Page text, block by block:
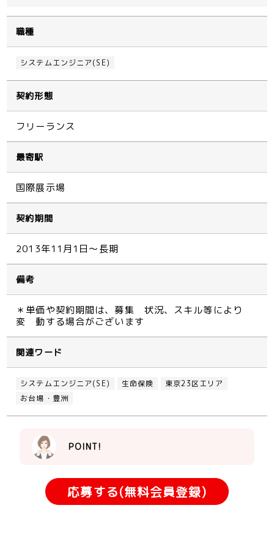
職種
システムエンジニア(SE)
契約形態
フリーランス
最寄駅
国際展示場
契約期間
2013年11月1日～長期
備考
＊単価や契約期間は、募集 状況、スキル等により
変 動する場合がございます
関連ワード
システムエンジニア(SE) 生命保険
東京23区エリア
お台場・豊洲
POINT!
応募する(無料会員登録)